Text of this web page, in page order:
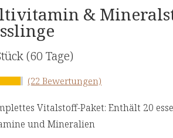
&
(60 Tage)
(22 Bewertungen)
Vitalstoff-Paket: Enthält 20
und Mineralien